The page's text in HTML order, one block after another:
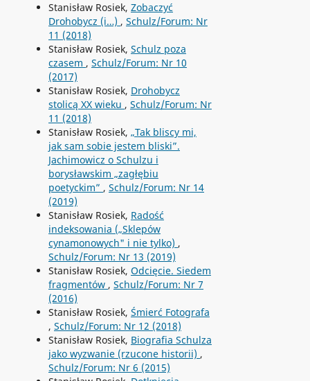
Stanisław Rosiek, Zobaczyć
Drohobycz (i…) , Schulz/Forum: Nr
11 (2018)
Stanisław Rosiek, Schulz poza
czasem , Schulz/Forum: Nr 10
(2017)
Stanisław Rosiek, Drohobycz
stolicą XX wieku , Schulz/Forum: Nr
11 (2018)
Stanisław Rosiek, „Tak bliscy mi,
jak sam sobie jestem bliski”.
Jachimowicz o Schulzu i
borysławskim „zagłębiu
poetyckim” , Schulz/Forum: Nr 14
(2019)
Stanisław Rosiek, Radość
indeksowania („Sklepów
cynamonowych" i nie tylko) ,
Schulz/Forum: Nr 13 (2019)
Stanisław Rosiek, Odcięcie. Siedem
fragmentów , Schulz/Forum: Nr 7
(2016)
Stanisław Rosiek, Śmierć Fotografa
, Schulz/Forum: Nr 12 (2018)
Stanisław Rosiek, Biografia Schulza
jako wyzwanie (rzucone historii) ,
Schulz/Forum: Nr 6 (2015)